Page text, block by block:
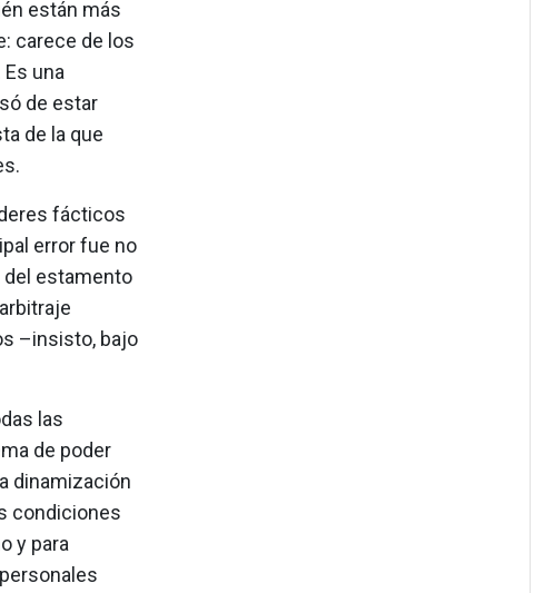
están más
carece de los
una
de estar
de la que
fácticos
error fue no
del estamento
–insisto, bajo
las
de poder
dinamización
condiciones
y para